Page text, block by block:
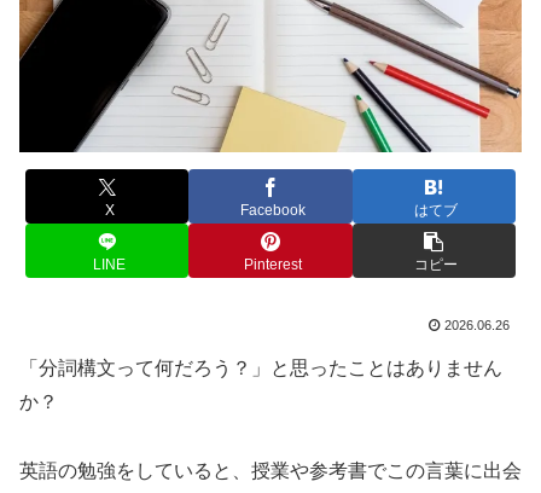
X Facebook はてブ
LINE Pinterest コピー
2026.06.26
「分詞構文って何だろう？」と思ったことはありません
か？
英語の勉強をしていると、授業や参考書でこの言葉に出会